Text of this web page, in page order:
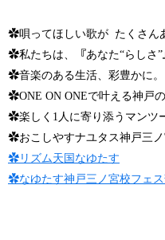
✿唄ってほしい歌が たくさん
✿私たちは、 『あなた“らしさ”
✿音楽のある生活、彩豊かに。
✿ONE ON ONEで叶える神戸
✿楽しく1人に寄り添うマンツ
✿おこしやすナユタス神戸三
✿ リズム天国なゆたす
✿なゆたす神戸三ノ宮校フェ